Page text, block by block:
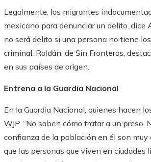
Legalmente, los migrantes
mexicano para denunciar un delito, dice
no será delito si una persona no tiene
criminal. Roldán, de Sin Fronteras,
en sus países de origen.
Entrena a la Guardia Nacional
En la Guardia Nacional, quienes hacen
WJP. “No saben cómo tratar a un preso.
confianza de la población en él son muy
que las personas que viven en ciudades